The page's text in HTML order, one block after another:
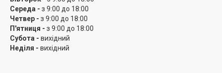
працювати без наявності набраної в нього водою. У
чайника є підставка з круглим дном для підключення
до електромережі, завдяки цьому K 15 можна
знімати і ставити з будь-якого боку і вільно обертати
Середа - з 9:00 до 18:00
Четвер - з 9:00 до 18:00
П'ятниця - з 9:00 до 18:00
Субота - вихідний
Неділя - вихідний